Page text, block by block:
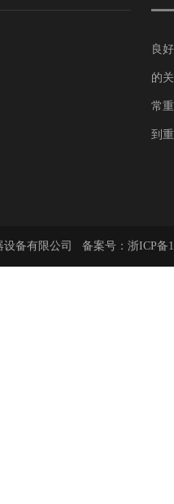
良
的
常
到
设备有限公司 备案号： 浙ICP备